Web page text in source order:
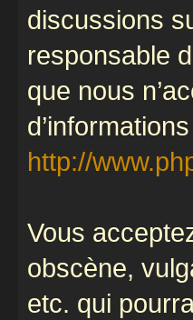
discussions
responsable
que nous
http://
Vous
obscène,
etc. qui